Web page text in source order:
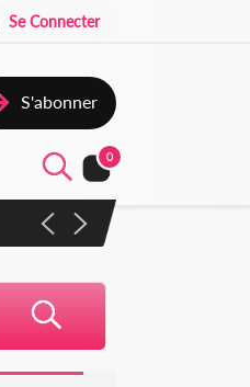
Se Connecter
S'abonner
0